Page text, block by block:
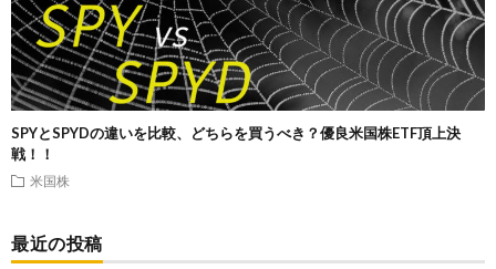
SPYとSPYDの違いを比較、どちらを買うべき？優良米国株ETF頂上決
戦！！
米国株
最近の投稿